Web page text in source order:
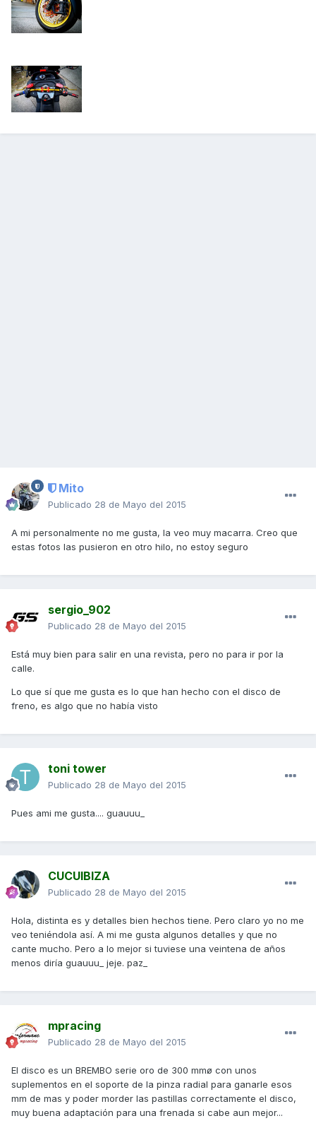
Mito
Publicado 28 de Mayo del 2015
A mi personalmente no me gusta, la veo muy macarra. Creo que
estas fotos las pusieron en otro hilo, no estoy seguro
sergio_902
Publicado 28 de Mayo del 2015
Está muy bien para salir en una revista, pero no para ir por la
calle.
Lo que sí que me gusta es lo que han hecho con el disco de
freno, es algo que no había visto
toni tower
Publicado 28 de Mayo del 2015
Pues ami me gusta.... guauuu_
CUCUIBIZA
Publicado 28 de Mayo del 2015
Hola, distinta es y detalles bien hechos tiene. Pero claro yo no me
veo teniéndola así. A mi me gusta algunos detalles y que no
cante mucho. Pero a lo mejor si tuviese una veintena de años
menos diría guauuu_ jeje. paz_
mpracing
Publicado 28 de Mayo del 2015
El disco es un BREMBO serie oro de 300 mmø con unos
suplementos en el soporte de la pinza radial para ganarle esos
mm de mas y poder morder las pastillas correctamente el disco,
muy buena adaptación para una frenada si cabe aun mejor...